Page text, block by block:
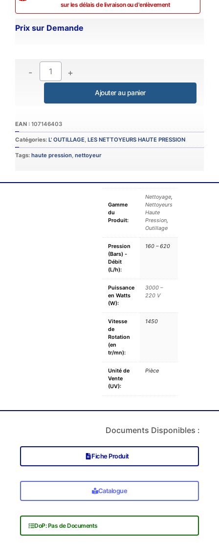
sur les délais de livraison ou d'enlèvement
Prix sur Demande
- +
Catégories: L' OUTILLAGE, LES NETTOYEURS HAUTE PRESSION
Tags: haute pression, nettoyeur
Gamme
du
Produit:
Nettoyage,
Nettoyeurs
Haute
Pression,
Outillage
Pression
(Bars) -
Débit
(L/h):
160 – 620
Puissance
en Watts
(W):
3000 –
220 V
Vitesse
de
Rotation
(en
tr/mn):
1450
Unité de
Vente
(UV):
Pièce
Documents Disponibles :
Fiche Produit
Catalogue
DoP: Pas de Documents